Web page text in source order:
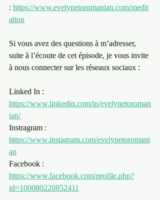
: ⁠ https://www.evelynetoromanian.com/medit
ation
Si vous avez des questions à m’adresser,
suite à l’écoute de cet épisode, je vous invite
à nous connecter sur les réseaux sociaux :
Linked In :
https://www.linkedin.com/in/evelynetoroman
ian/
Instragram :
https://www.instagram.com/evelynetoromani
an
Facebook :
https://www.facebook.com/profile.php?
id=100080220852411